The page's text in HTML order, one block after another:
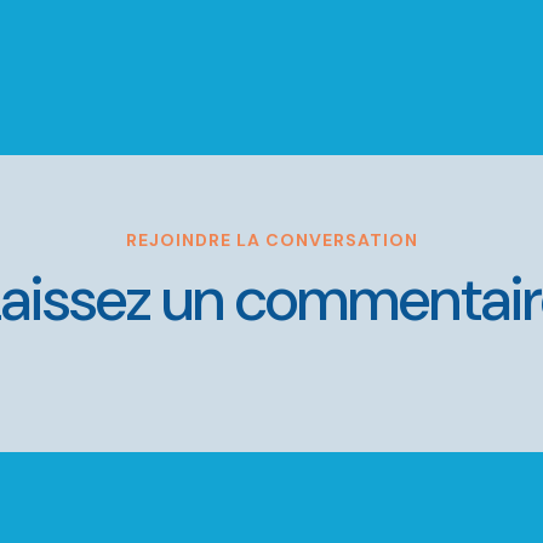
REJOINDRE LA CONVERSATION
un